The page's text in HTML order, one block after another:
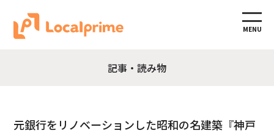
記事・読み物
元銀行をリノベーションした昭和の名建築『神戸
MENU